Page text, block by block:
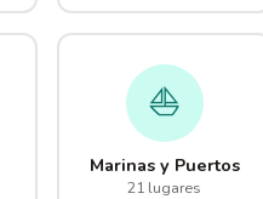
⛵
Marinas y Puertos
21 lugares